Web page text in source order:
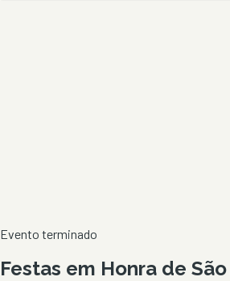
Evento terminado
Festas em Honra de